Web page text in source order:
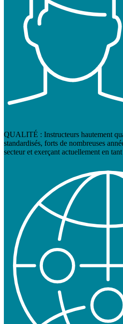
QUALITÉ : Instructeurs hautement
standardisés, forts de nombreuses
secteur et exerçant actuellement en